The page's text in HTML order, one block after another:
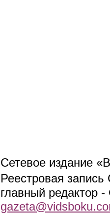
Сетевое издание
Реестровая
главный редактор